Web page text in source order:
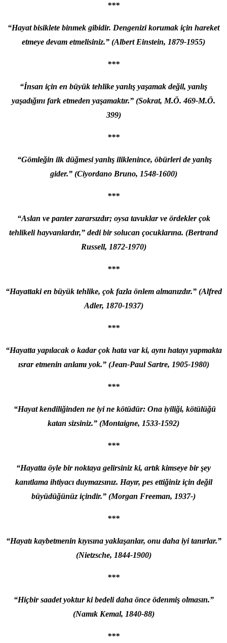
***
“Hayat bisiklete binmek gibidir. Dengenizi korumak için hareket
etmeye devam etmelisiniz.” (Albert Einstein, 1879-1955)
***
“İnsan için en büyük tehlike yanlış yaşamak değil, yanlış
yaşadığını fark etmeden yaşamaktır.” (Sokrat, M.Ö. 469-M.Ö.
399)
***
“Gömleğin ilk düğmesi yanlış iliklenince, öbürleri de yanlış
gider.” (Ciyordano Bruno, 1548-1600)
***
“Aslan ve panter zararsızdır; oysa tavuklar ve ördekler çok
tehlikeli hayvanlardır,” dedi bir solucan çocuklarına. (Bertrand
Russell, 1872-1970)
***
“Hayattaki en büyük tehlike, çok fazla önlem almanızdır.” (Alfred
Adler, 1870-1937)
***
“Hayatta yapılacak o kadar çok hata var ki, aynı hatayı yapmakta
ısrar etmenin anlamı yok.” (Jean-Paul Sartre, 1905-1980)
***
“Hayat kendiliğinden ne iyi ne kötüdür: Ona iyiliği, kötülüğü
katan sizsiniz.” (Montaigne, 1533-1592)
***
“Hayatta öyle bir noktaya gelirsiniz ki, artık kimseye bir şey
kanıtlama ihtiyacı duymazsınız. Hayır, pes ettiğiniz için değil
büyüdüğünüz içindir.” (Morgan Freeman, 1937-)
***
“Hayatı kaybetmenin kıyısına yaklaşanlar, onu daha iyi tanırlar.”
(Nietzsche, 1844-1900)
***
“Hiçbir saadet yoktur ki bedeli daha önce ödenmiş olmasın.”
(Namık Kemal, 1840-88)
***